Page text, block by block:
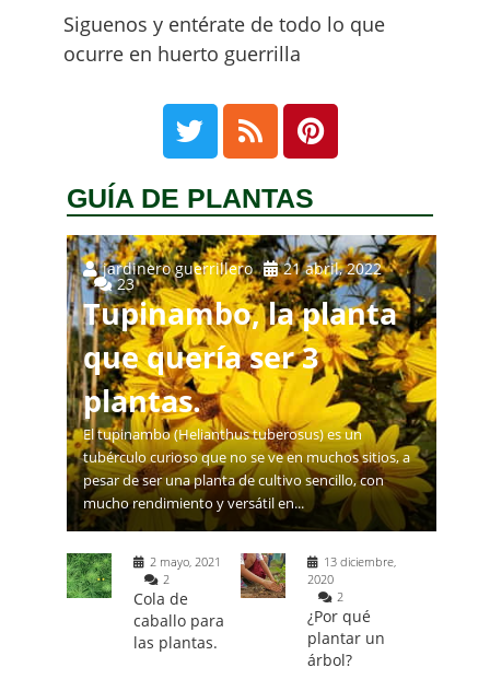
POLITICAS DE PRIVACIDAD
Siguenos y entérate de todo lo que
ocurre en huerto guerrilla
GUÍA DE PLANTAS
jardinero guerrillero 21 abril, 2022
23
Tupinambo, la planta
que quería ser 3
plantas.
El tupinambo (Helianthus tuberosus) es un
tubérculo curioso que no se ve en muchos sitios, a
pesar de ser una planta de cultivo sencillo, con
mucho rendimiento y versátil en...
2 mayo, 2021
2
Cola de
caballo para
las plantas.
13 diciembre,
2020
2
¿Por qué
plantar un
árbol?